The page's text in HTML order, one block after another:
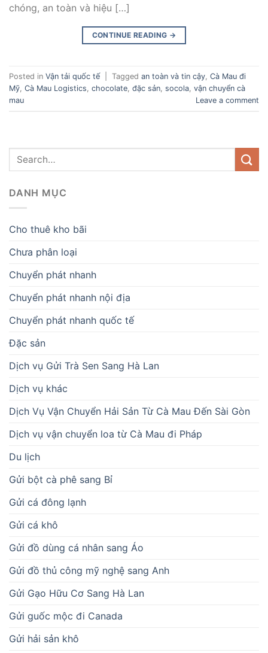
chóng, an toàn và hiệu […]
CONTINUE READING →
Posted in Vận tải quốc tế Tagged an toàn và tin cậy Cà Mau đi
Mỹ Cà Mau Logistics chocolate đặc sản socola vận chuyển cà
mau
Leave a comment
DANH MỤC
Cho thuê kho bãi
Chưa phân loại
Chuyển phát nhanh
Chuyển phát nhanh nội địa
Chuyển phát nhanh quốc tế
Đặc sản
Dịch vụ Gửi Trà Sen Sang Hà Lan
Dịch vụ khác
Dịch Vụ Vận Chuyển Hải Sản Từ Cà Mau Đến Sài Gòn
Dịch vụ vận chuyển loa từ Cà Mau đi Pháp
Du lịch
Gửi bột cà phê sang Bỉ
Gửi cá đông lạnh
Gửi cá khô
Gửi đồ dùng cá nhân sang Áo
Gửi đồ thủ công mỹ nghệ sang Anh
Gửi Gạo Hữu Cơ Sang Hà Lan
Gửi guốc mộc đi Canada
Gửi hải sản khô